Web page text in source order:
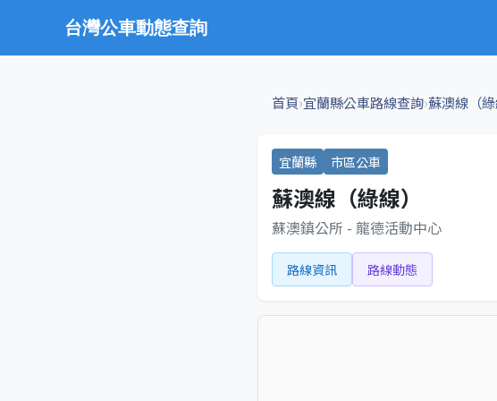
台灣公車動態查詢
首頁›宜蘭縣公車路線查詢›蘇澳線（綠
宜蘭縣 市區公車
蘇澳線（綠線）
蘇澳鎮公所 - 龍德活動中心
路線資訊 路線動態